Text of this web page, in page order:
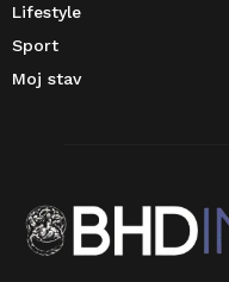
Lifestyle
Sport
Moj stav